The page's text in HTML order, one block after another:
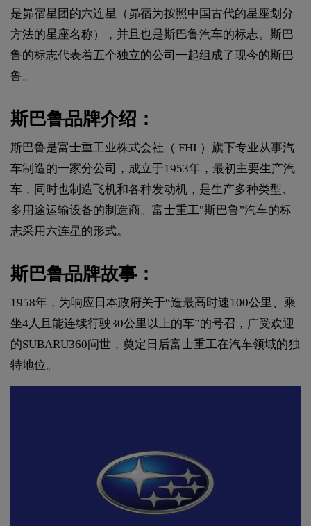
是昴宿星团的六连星（昴宿为按照中国古代的星座划分
方法的星座名称），并且也是斯巴鲁汽车的标志。斯巴
鲁的标志代表着五个独立的公司一起组成了现今的斯巴
鲁。
斯巴鲁品牌介绍：
斯巴鲁是富士重工业株式会社（ FHI ）旗下专业从事汽
车制造的一家分公司，成立于1953年，最初主要生产汽
车，同时也制造飞机和各种发动机，是生产多种类型、
多用途运输设备的制造商。富士重工"斯巴鲁"汽车的标
志采用六连星的形式。
斯巴鲁品牌故事：
1958年，为响应日本政府关于“造最高时速100公里、乘
坐4人且能连续行驶30公里以上的车”的号召，广受欢迎
的SUBARU360问世，奠定日后富士重工在汽车领域的独
特地位。